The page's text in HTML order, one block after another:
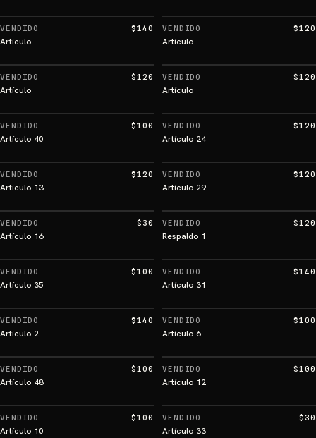
VENDIDO $140
Artículo
VENDIDO $120
Artículo
VENDIDO $120
Artículo
VENDIDO $120
Artículo
VENDIDO $100
Artículo 40
VENDIDO $120
Artículo 24
VENDIDO $120
Artículo 13
VENDIDO $120
Artículo 29
VENDIDO $30
Artículo 16
VENDIDO $120
Respaldo 1
VENDIDO $100
Artículo 35
VENDIDO $140
Artículo 31
VENDIDO $140
Artículo 2
VENDIDO $100
Artículo 6
VENDIDO $100
Artículo 48
VENDIDO $100
Artículo 12
VENDIDO $100
Artículo 10
VENDIDO $30
Artículo 33